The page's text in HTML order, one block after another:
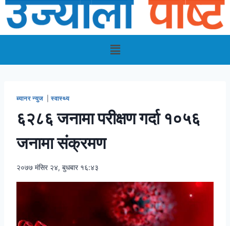
ब्यानर न्युज |स्वास्थ्य
६२८६ जनामा परीक्षण गर्दा १०५६
जनामा संक्रमण
२०७७ मंसिर २४, बुधबार १६:४३